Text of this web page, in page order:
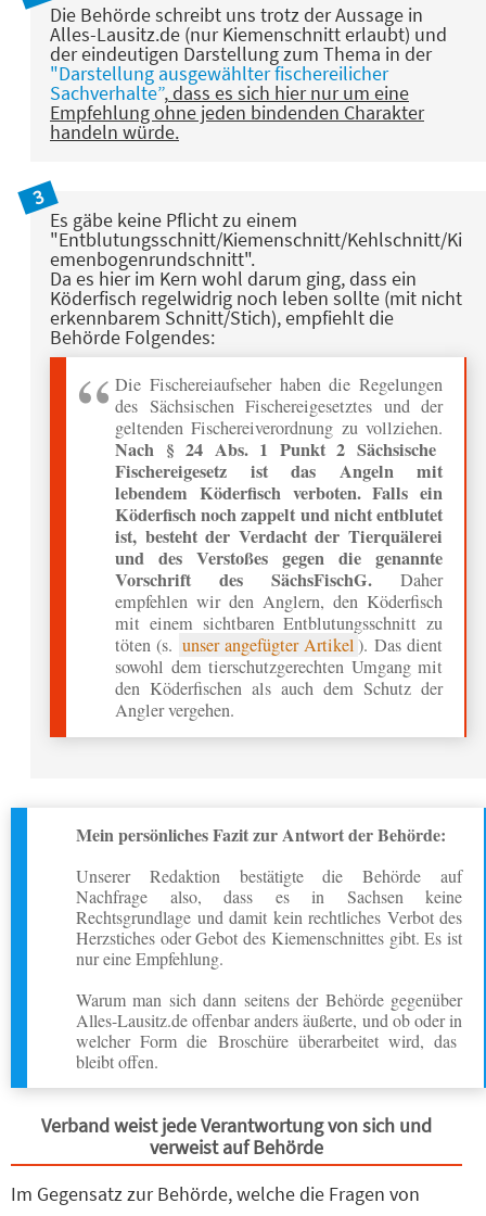
Die Behörde schreibt uns trotz der Aussage in
Alles-Lausitz.de (nur Kiemenschnitt erlaubt) und
der eindeutigen Darstellung zum Thema in der
"Darstellung ausgewählter fischereilicher
Sachverhalte”,dass es sich hier nur um eine
Empfehlung ohne jeden bindenden Charakter
handeln würde.
Es gäbe keine Pflicht zu einem
"Entblutungsschnitt/Kiemenschnitt/Kehlschnitt/Ki
emenbogenrundschnitt".
Da es hier im Kern wohl darum ging, dass ein
Köderfisch regelwidrig noch leben sollte (mit nicht
erkennbarem Schnitt/Stich), empfiehlt die
Behörde Folgendes:
Die Fischereiaufseher haben die Regelungen
des Sächsischen Fischereigesetztes und der
geltenden Fischereiverordnung zu vollziehen.
Nach § 24 Abs. 1 Punkt 2 Sächsische
Fischereigesetz ist das Angeln mit
lebendem Köderfisch verboten. Falls ein
Köderfisch noch zappelt und nicht entblutet
ist, besteht der Verdacht der Tierquälerei
und des Verstoßes gegen die genannte
Vorschrift des SächsFischG. Daher
empfehlen wir den Anglern, den Köderfisch
mit einem sichtbaren Entblutungsschnitt zu
töten (s. unser angefügter Artikel). Das dient
sowohl dem tierschutzgerechten Umgang mit
den Köderfischen als auch dem Schutz der
Angler vergehen.
Mein persönliches Fazit zur Antwort der Behörde:
Unserer Redaktion bestätigte die Behörde auf
Nachfrage also, dass es in Sachsen keine
Rechtsgrundlage und damit kein rechtliches Verbot des
Herzstiches oder Gebot des Kiemenschnittes gibt. Es ist
nur eine Empfehlung.
Warum man sich dann seitens der Behörde gegenüber
Alles-Lausitz.de offenbar anders äußerte, und ob oder in
welcher Form die Broschüre überarbeitet wird, das
bleibt offen.
Verband weist jede Verantwortung von sich und
verweist auf Behörde
Im Gegensatz zur Behörde, welche die Fragen von